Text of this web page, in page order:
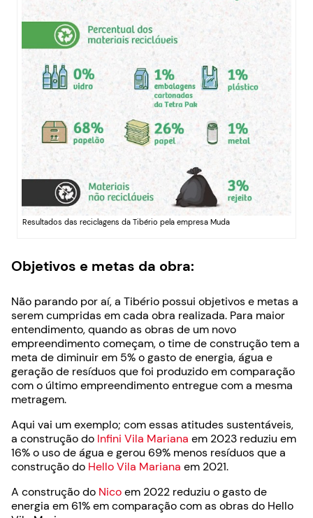
Resultados das reciclagens da Tibério pela empresa Muda
Objetivos e metas da obra:
Não parando por aí, a Tibério possui objetivos e metas a
serem cumpridas em cada obra realizada. Para maior
entendimento, quando as obras de um novo
empreendimento começam, o time de construção tem a
meta de diminuir em 5% o gasto de energia, água e
geração de resíduos que foi produzido em comparação
com o último empreendimento entregue com a mesma
metragem.
Aqui vai um exemplo; com essas atitudes sustentáveis,
a construção do Infini Vila Mariana em 2023 reduziu em
16% o uso de água e gerou 69% menos resíduos que a
construção do Hello Vila Mariana em 2021.
A construção do Nicoem 2022 reduziu o gasto de
energia em 61% em comparação com as obras do Hello